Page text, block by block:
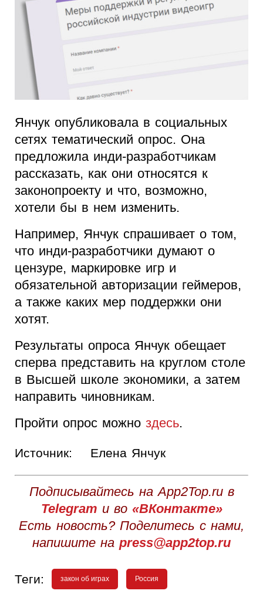
Янчук опубликовала в социальных
сетях тематический опрос. Она
предложила инди-разработчикам
рассказать, как они относятся к
законопроекту и что, возможно,
хотели бы в нем изменить.
Например, Янчук спрашивает о том,
что инди-разработчики думают о
цензуре, маркировке игр и
обязательной авторизации геймеров,
а также каких мер поддержки они
хотят.
Результаты опроса Янчук обещает
сперва представить на круглом столе
в Высшей школе экономики, а затем
направить чиновникам.
Пройти опрос можно здесь.
Источник: Елена Янчук
Подписывайтесь на App2Top.ru в
Telegram и во «ВКонтакте»
Есть новость? Поделитесь с нами,
напишите на press@app2top.ru
Теги: закон об играх Россия